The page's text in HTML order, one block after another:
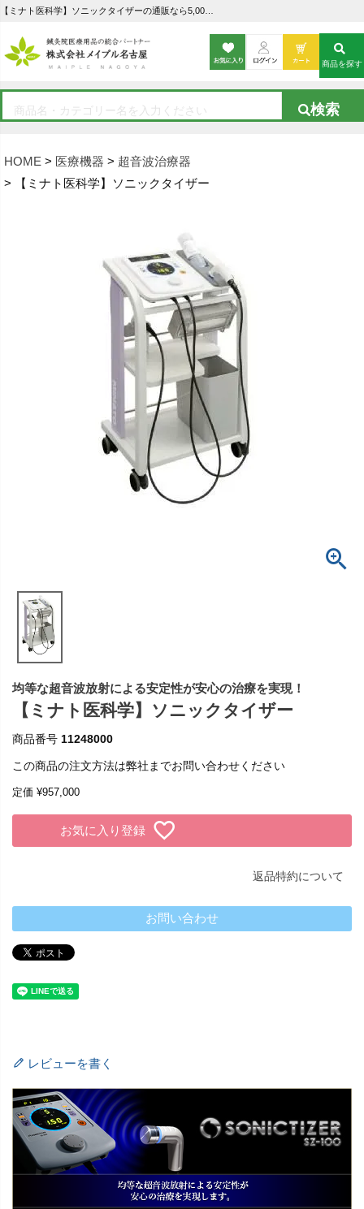
HOME 医療機器
超音波治療器
【ミナト医科学】ソニックタイザー
商品を探す
均等な超音波放射による安定性が安心の治療を実現！
【ミナト医科学】ソニックタイザー
商品番号 11248000
この商品の注文方法は弊社までお問い合わせください
定価 ¥957,000
お気に入り登録
返品特約について
お問い合わせ
レビューを書く